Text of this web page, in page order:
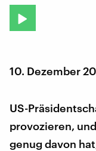
10. Dezember
US-
provozieren,
genug davon